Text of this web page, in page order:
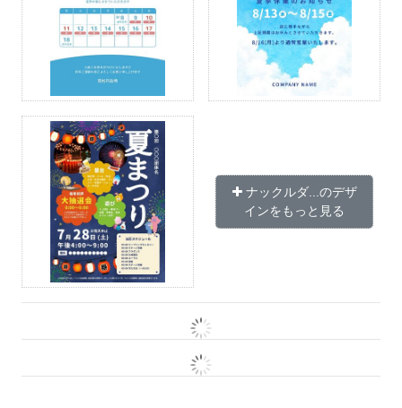
ナックルダ...のデザ
インをもっと見る